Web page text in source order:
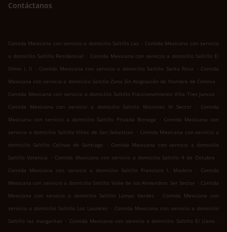
Contáctanos
Comida Mexicana con servicio a domicilio Saltillo Las . Comida Mexicana con servicio
a domicilio Saltillo Residencial . Comida Mexicana con servicio a domicilio Saltillo El
Olmo I, II
. Comida Mexicana con servicio a domicilio Saltillo Santa Rosa . Comida
Mexicana con servicio a domicilio Saltillo Zona Sin Asignación de Nombre de Colonia .
Comida Mexicana con servicio a domicilio Saltillo Fraccionamiento Villa Tres Juncos .
Comida Mexicana con servicio a domicilio Saltillo Misiones IV Sector
.
Comida
Mexicana con servicio a domicilio Saltillo Privada Biznaga
. Comida Mexicana con
servicio a domicilio Saltillo Villas de San Sebastian . Comida Mexicana con servicio a
domicilio Saltillo Colinas de Santiago
. Comida Mexicana con servicio a domicilio
Saltillo Valencia
. Comida Mexicana con servicio a domicilio Saltillo 4 de Octubre .
Comida Mexicana con servicio a domicilio Saltillo Francisco I. Madero
. Comida
Mexicana con servicio a domicilio Saltillo Valle de los Almendros 3er Sector . Comida
Mexicana con servicio a domicilio Saltillo Lomas Verdes
. Comida Mexicana con
servicio a domicilio Saltillo Los Laureles . Comida Mexicana con servicio a domicilio
Saltillo las margaritas . Comida Mexicana con servicio a domicilio Saltillo El Llano .